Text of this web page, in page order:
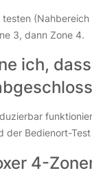
3, dann Zone 4.
ich,
der Bedienort-
4-